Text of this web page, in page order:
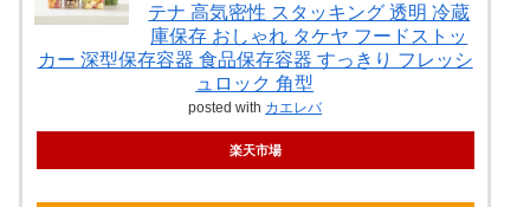
テナ 高気密性 スタッキング 透明 冷蔵
庫保存 おしゃれ タケヤ フードストッ
カー 深型保存容器 食品保存容器 すっきり フレッシ
ュロック 角型
posted with カエレバ
楽天市場